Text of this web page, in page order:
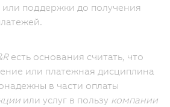
или поддержки до получения
есть основания считать, что
или платежная дисциплина
в части оплаты
или услуг в пользу компании